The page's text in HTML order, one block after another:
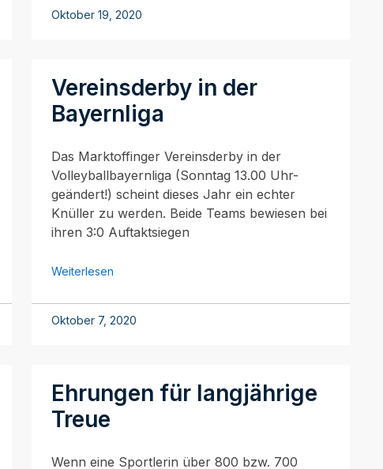
Oktober 19, 2020
Vereinsderby in der
Bayernliga
Das Marktoffinger Vereinsderby in der
Volleyballbayernliga (Sonntag 13.00 Uhr-
geändert!) scheint dieses Jahr ein echter
Knüller zu werden. Beide Teams bewiesen bei
ihren 3:0 Auftaktsiegen
Weiterlesen
Oktober 7, 2020
Ehrungen für langjährige
Treue
Wenn eine Sportlerin über 800 bzw. 700